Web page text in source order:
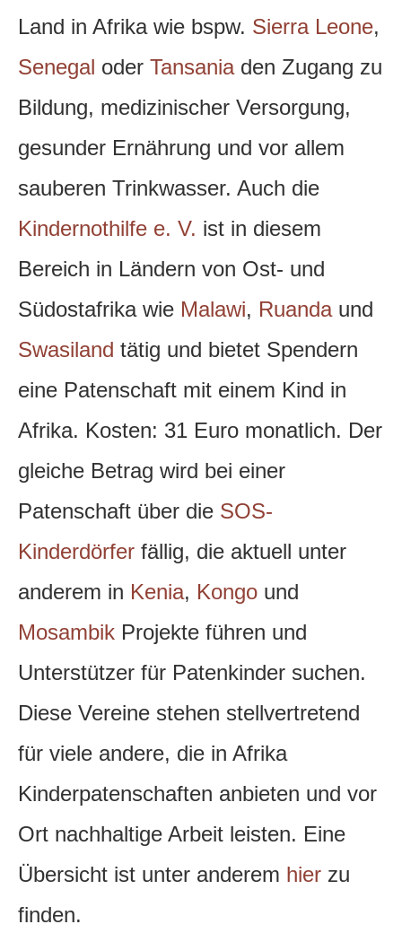
Land in Afrika wie bspw. Sierra Leone,
Senegal oder Tansaniaden Zugang zu
Bildung, medizinischer Versorgung,
gesunder Ernährung und vor allem
sauberen Trinkwasser. Auch die
Kindernothilfe e. V. ist in diesem
Bereich in Ländern von Ost- und
Südostafrika wie Malawi, Ruandaund
Swasiland tätig und bietet Spendern
eine Patenschaft mit einem Kind in
Afrika. Kosten: 31 Euro monatlich. Der
gleiche Betrag wird bei einer
Patenschaft über die SOS-
Kinderdörfer fällig, die aktuell unter
anderem in Kenia, Kongo und
Mosambik Projekte führen und
Unterstützer für Patenkinder suchen.
Diese Vereine stehen stellvertretend
für viele andere, die in Afrika
Kinderpatenschaften anbieten und vor
Ort nachhaltige Arbeit leisten. Eine
Übersicht ist unter anderem hier zu
finden.